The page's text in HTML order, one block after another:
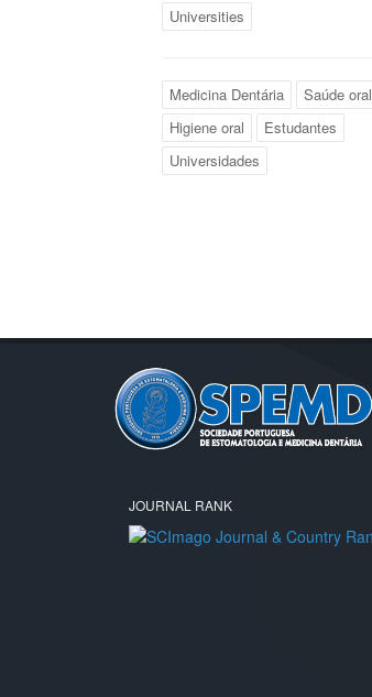
Universities
Medicina Dentária
Saúde oral
Higiene oral
Estudantes
Universidades
JOURNAL RANK